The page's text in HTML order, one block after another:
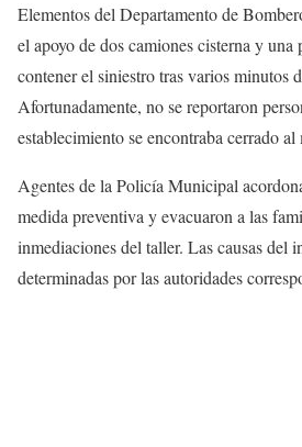
Elementos del Departamento de
el apoyo de dos camiones cisterna y
contener el siniestro tras varios minutos
Afortunadamente, no se reportaron
establecimiento se encontraba cerrado
Agentes de la Policía Municipal
medida preventiva y evacuaron a las
inmediaciones del taller. Las causas del
determinadas por las autoridades